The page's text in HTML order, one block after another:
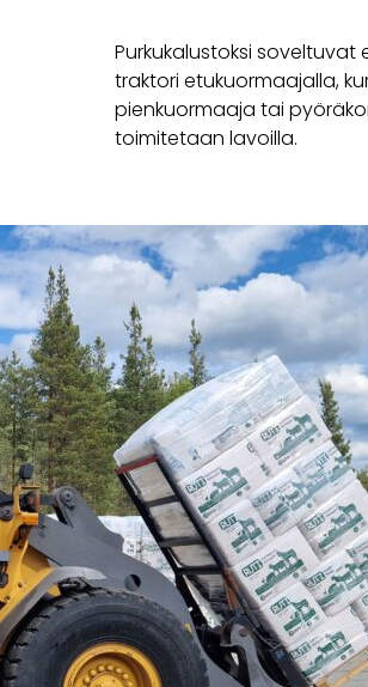
Purkukalustoksi soveltuvat
traktori etukuormaajalla,
pienkuormaaja tai
toimitetaan lavoilla.